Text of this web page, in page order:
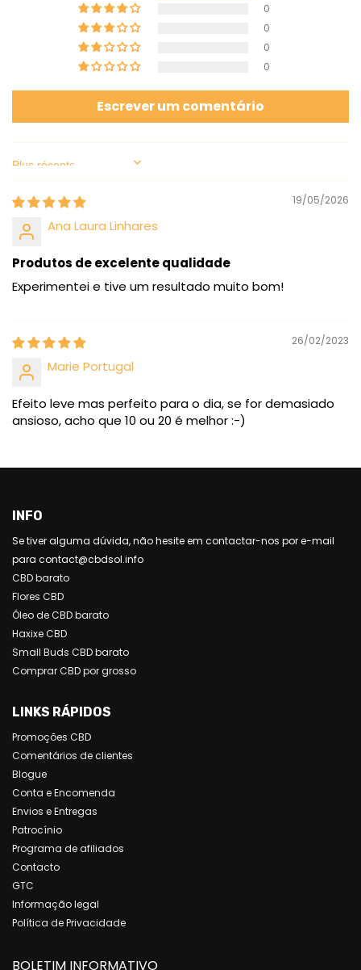
0
0
0
0
Escrever um comentário
Sort by
19/05/2026
Ana Laura Linhares
Produtos de excelente qualidade
Experimentei e tive um resultado muito bom!
26/02/2023
Marie Portugal
Efeito leve mas perfeito para o dia, se for demasiado
ansioso, acho que 10 ou 20 é melhor :-)
INFO
Se tiver alguma dúvida, não hesite em contactar-nos por e-mail
para contact@cbdsol.info
CBD barato
Flores CBD
Óleo de CBD barato
Haxixe CBD
Small Buds CBD barato
Comprar CBD por grosso
LINKS RÁPIDOS
Promoções CBD
Comentários de clientes
Blogue
Conta e Encomenda
Envios e Entregas
Patrocínio
Programa de afiliados
Contacto
GTC
Informação legal
Política de Privacidade
BOLETIM INFORMATIVO